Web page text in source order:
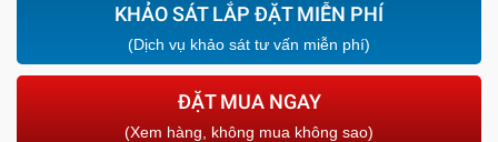
KHẢO SÁT LẮP ĐẶT MIỄN PHÍ
(Dịch vụ khảo sát tư vấn miễn phí)
ĐẶT MUA NGAY
(Xem hàng, không mua không sao)